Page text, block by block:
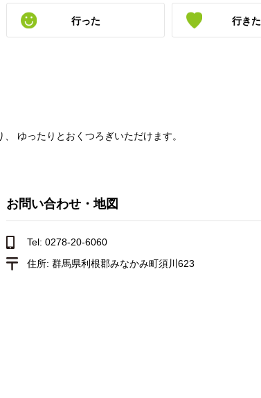
行った 行き
ゆったりとおくつろぎいただけます。
お問い合わせ・地図
Tel: 0278-20-6060
住所: 群馬県利根郡みなかみ町須川623